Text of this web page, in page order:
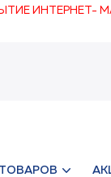
ИНТЕРНЕТ-